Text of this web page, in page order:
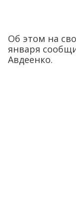
Об этом на
января
Авдеенко.